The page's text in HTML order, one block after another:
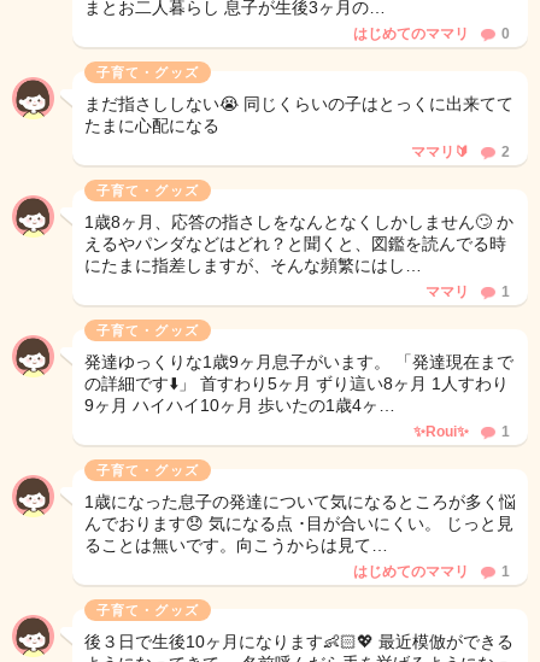
まとお二人暮らし 息子が生後3ヶ月の…
はじめてのママリ 0
子育て・グッズ
まだ指さししない😭 同じくらいの子はとっくに出来てて
たまに心配になる
ママリ🔰 2
子育て・グッズ
1歳8ヶ月、応答の指さしをなんとなくしかしません🙄 か
えるやパンダなどはどれ？と聞くと、図鑑を読んでる時
にたまに指差しますが、そんな頻繁にはし…
ママリ 1
子育て・グッズ
発達ゆっくりな1歳9ヶ月息子がいます。 「発達現在まで
の詳細です⬇️」 首すわり5ヶ月 ずり這い8ヶ月 1人すわり
9ヶ月 ハイハイ10ヶ月 歩いたの1歳4ヶ…
✨Roui✨ 1
子育て・グッズ
1歳になった息子の発達について気になるところが多く悩
んでおります😞 気になる点 ･目が合いにくい。 じっと見
ることは無いです。向こうからは見て…
はじめてのママリ 1
子育て・グッズ
後３日で生後10ヶ月になります👶🏻💖 最近模倣ができる